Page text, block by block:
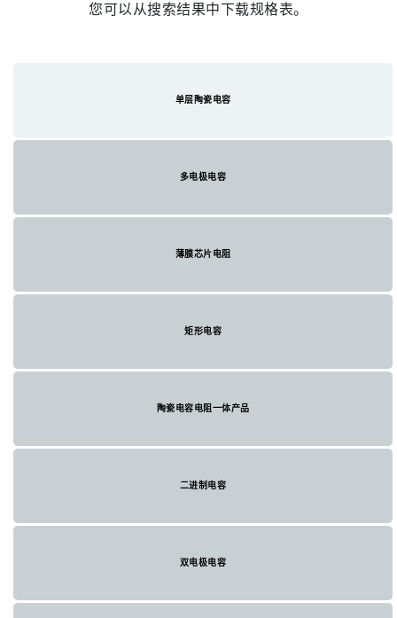
您可以从搜索结果中下载规格表。
单层陶瓷电容
多电极电容
薄膜芯片电阻
矩形电容
陶瓷电容电阻一体产品
二进制电容
双电极电容